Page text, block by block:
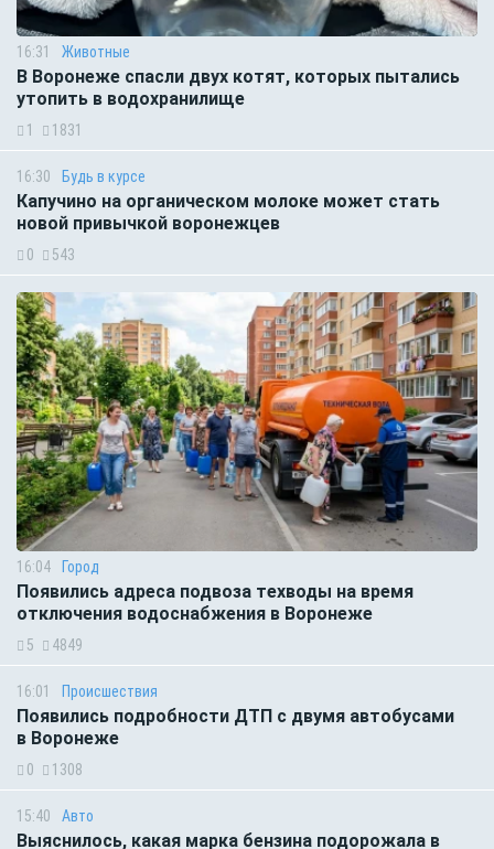
16:31 Животные
В Воронеже спасли двух котят, которых пытались
утопить в водохранилище
1 1831
16:30 Будь в курсе
Капучино на органическом молоке может стать
новой привычкой воронежцев
0 543
16:04 Город
Появились адреса подвоза техводы на время
отключения водоснабжения в Воронеже
5 4849
16:01 Происшествия
Появились подробности ДТП с двумя автобусами
в Воронеже
0 1308
15:40 Авто
Выяснилось, какая марка бензина подорожала в